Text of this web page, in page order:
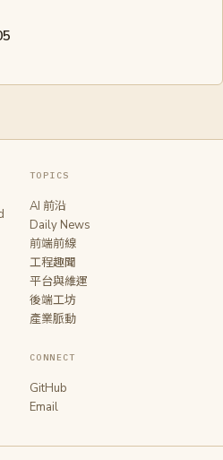
TOPICS
AI 前沿
Daily News
前端前線
工程趣聞
平台與維運
後端工坊
產業脈動
CONNECT
GitHub
Email